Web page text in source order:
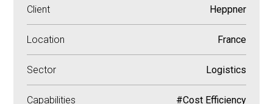
Client Heppner
Location France
Sector Logistics
Capabilities
#Cost Efficiency